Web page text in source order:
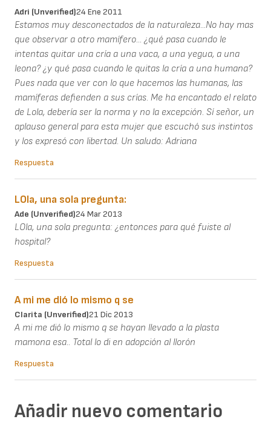
Adri (unverified)24 Ene 2011
Estamos muy desconectados de la naturaleza...No hay mas
que observar a otro mamífero... ¿qué pasa cuando le
intentas quitar una cría a una vaca, a una yegua, a una
leona? ¿y qué pasa cuando le quitas la cría a una humana?
Pues nada que ver con lo que hacemos las humanas, las
mamíferas defienden a sus crías. Me ha encantado el relato
de Lola, debería ser la norma y no la excepción. Sí señor, un
aplauso general para esta mujer que escuchó sus instintos
y los expresó con libertad. Un saludo: Adriana
Respuesta
LOla, una sola pregunta:
Ade (unverified)24 Mar 2013
LOla, una sola pregunta: ¿entonces para qué fuiste al
hospital?
Respuesta
A mi me dió lo mismo q se
Clarita (unverified)21 Dic 2013
A mi me dió lo mismo q se hayan llevado a la plasta
mamona esa.. Total lo di en adopción al llorón
Respuesta
Añadir nuevo comentario